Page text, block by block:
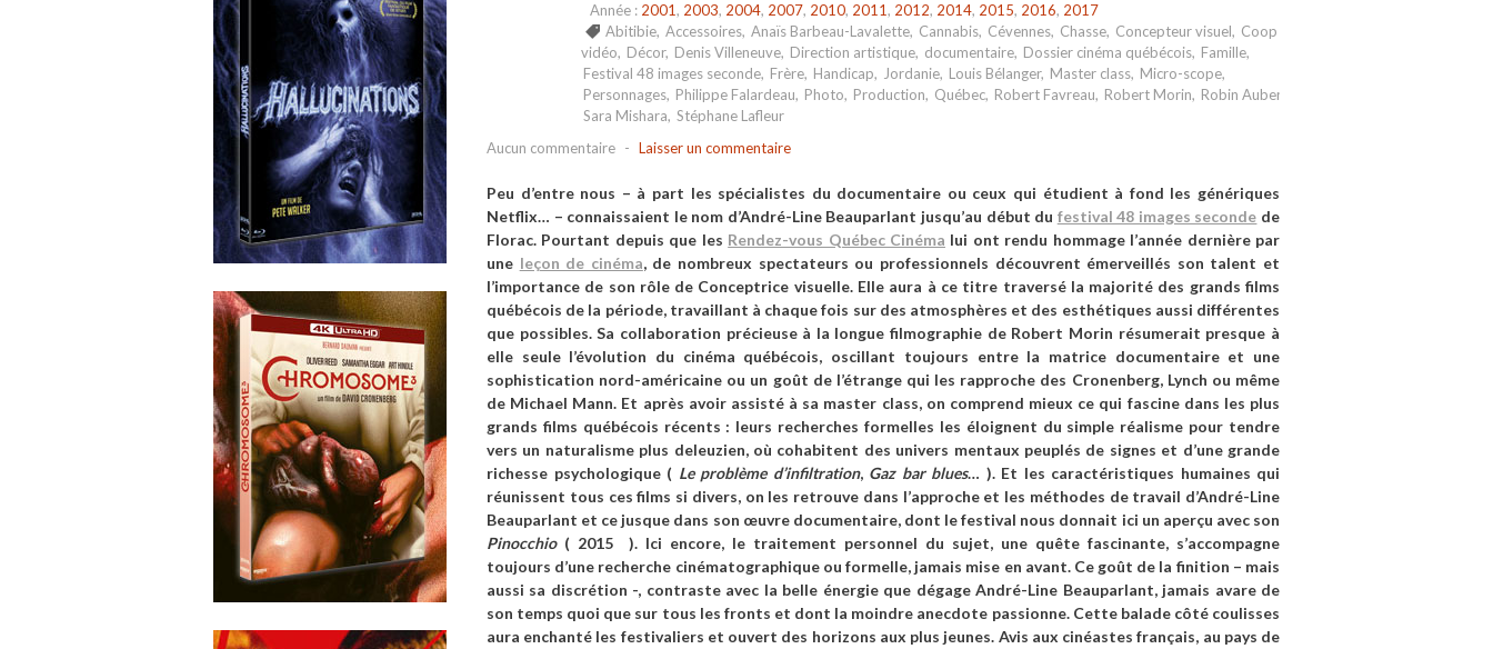
Année : 2001, 2003, 2004, 2007, 2010, 2011, 2012, 2014, 2015, 2016, 2017
Abitibie, Accessoires, Anaïs Barbeau-Lavalette, Cannabis, Cévennes, Chasse, Concepteur visuel, Coop
vidéo, Décor, Denis Villeneuve, Direction artistique, documentaire, Dossier cinéma québécois, Famille,
Festival 48 images seconde, Frère, Handicap, Jordanie, Louis Bélanger, Master class, Micro-scope,
Personnages, Philippe Falardeau, Photo, Production, Québec, Robert Favreau, Robert Morin, Robin Aubert
Sara Mishara, Stéphane Lafleur
Aucun commentaire - Laisser un commentaire
Peu d’entre nous – à part les spécialistes du documentaire ou ceux qui étudient à fond les génériques
Netflix… – connaissaient le nom d’André-Line Beauparlant jusqu’au début du festival 48 images seconde de
Florac. Pourtant depuis que les Rendez-vous Québec Cinéma lui ont rendu hommage l’année dernière par
une leçon de cinéma, de nombreux spectateurs ou professionnels découvrent émerveillés son talent et
l’importance de son rôle de Conceptrice visuelle. Elle aura à ce titre traversé la majorité des grands films
québécois de la période, travaillant à chaque fois sur des atmosphères et des esthétiques aussi différentes
que possibles. Sa collaboration précieuse à la longue filmographie de Robert Morin résumerait presque à
elle seule l’évolution du cinéma québécois, oscillant toujours entre la matrice documentaire et une
sophistication nord-américaine ou un goût de l’étrange qui les rapproche des Cronenberg, Lynch ou même
de Michael Mann. Et après avoir assisté à sa master class, on comprend mieux ce qui fascine dans les plus
grands films québécois récents : leurs recherches formelles les éloignent du simple réalisme pour tendre
vers un naturalisme plus deleuzien, où cohabitent des univers mentaux peuplés de signes et d’une grande
richesse psychologique ( Le problème d’infiltration, Gaz bar blues… ). Et les caractéristiques humaines qui
réunissent tous ces films si divers, on les retrouve dans l’approche et les méthodes de travail d’André-Line
Beauparlant et ce jusque dans son œuvre documentaire, dont le festival nous donnait ici un aperçu avec son
Pinocchio( 2015 ). Ici encore, le traitement personnel du sujet, une quête fascinante, s’accompagne
toujours d’une recherche cinématographique ou formelle, jamais mise en avant. Ce goût de la finition – mais
aussi sa discrétion -, contraste avec la belle énergie que dégage André-Line Beauparlant, jamais avare de
son temps quoi que sur tous les fronts et dont la moindre anecdote passionne. Cette balade côté coulisses
aura enchanté les festivaliers et ouvert des horizons aux plus jeunes. Avis aux cinéastes français, au pays de